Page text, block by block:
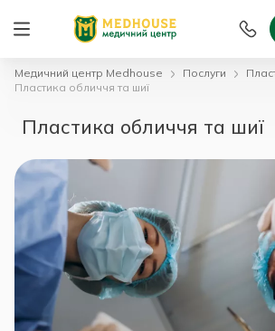
Медичний центр Medhouse Послуги
Пластика обличчя та шиї
Пластика обличчя та шиї